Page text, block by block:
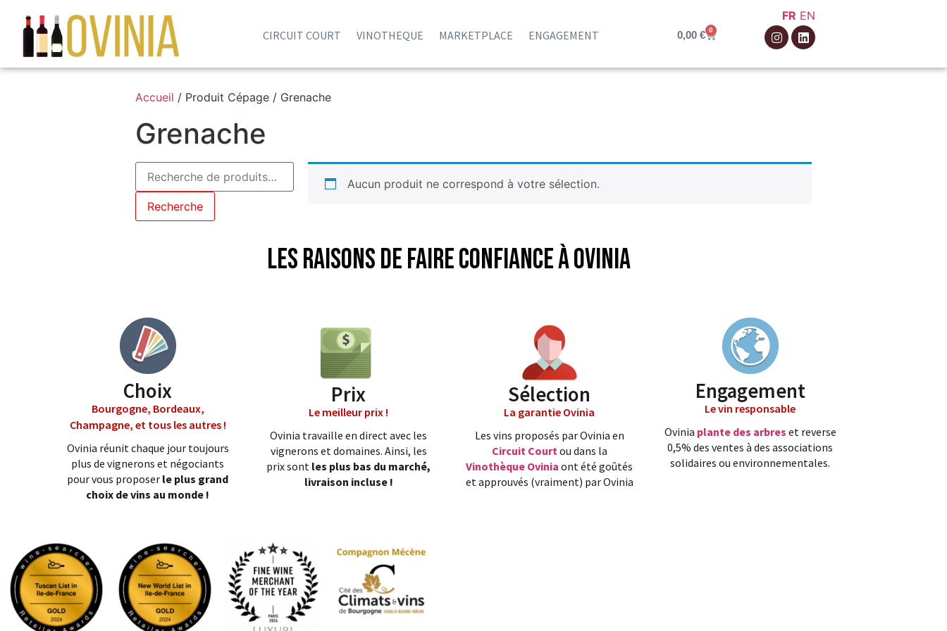
CIRCUIT COURT VINOTHEQUE MARKETPLACE ENGAGEMENT 0,00€ 0
FR EN
Accueil / Produit Cépage / Grenache
Grenache
Recherche
Aucun produit ne correspond à votre sélection.
Les raisons de faire confiance à Ovinia
Choix
Bourgogne, Bordeaux,
Champagne, et tous les autres !
Ovinia réunit chaque jour toujours
plus de vignerons et négociants
pour vous proposer le plus grand
choix de vins au monde !
Prix
Le meilleur prix !
Ovinia travaille en direct avec les
vignerons et domaines. Ainsi, les
prix sont les plus bas du marché,
livraison incluse !
Sélection
La garantie Ovinia
Les vins proposés par Ovinia en
Circuit Court ou dans la
Vinothèque Ovinia ont été goûtés
et approuvés (vraiment) par Ovinia
Engagement
Le vin responsable
Ovinia plante des arbres et reverse
0,5% des ventes à des associations
solidaires ou environnementales.